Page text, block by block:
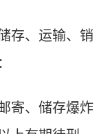
、运输、销
、储存爆炸